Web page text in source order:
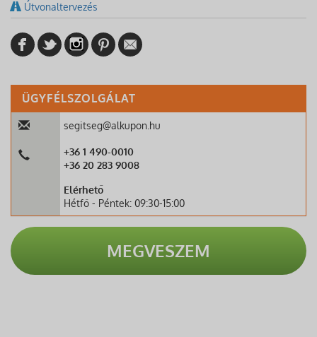
Útvonaltervezés
ÜGYFÉLSZOLGÁLAT
segitseg@alkupon.hu
+36 1 490-0010
+36 20 283 9008
Elérhető
Hétfő - Péntek: 09:30-15:00
MEGVESZEM